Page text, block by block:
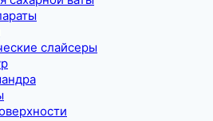
слайсеры